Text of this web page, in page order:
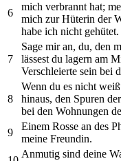
6
mich verbrannt hat;
mich zur Hüterin der
habe ich nicht gehütet.
7
Sage mir an, du, den
lässest du lagern am
Verschleierte sein bei
8
Wenn du es nicht
hinaus, den Spuren
bei den Wohnungen
9
Einem Rosse an des
meine Freundin.
Anmutig sind deine